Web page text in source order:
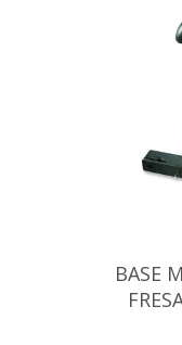
BASE